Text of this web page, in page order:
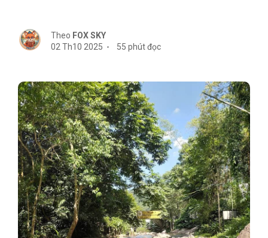
Theo FOX SKY
02 Th10 2025
55 phút đọc